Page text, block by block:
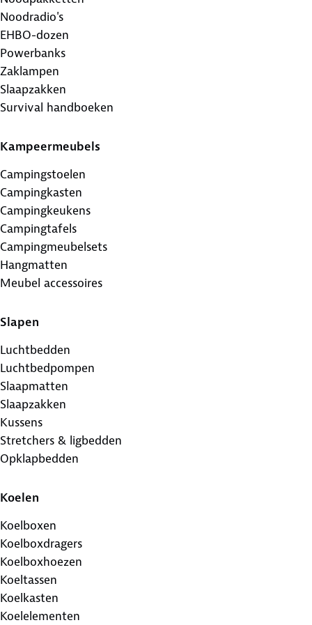
Noodradio's
EHBO-dozen
Powerbanks
Zaklampen
Slaapzakken
Survival handboeken
Kampeermeubels
Campingstoelen
Campingkasten
Campingkeukens
Campingtafels
Campingmeubelsets
Hangmatten
Meubel accessoires
Slapen
Luchtbedden
Luchtbedpompen
Slaapmatten
Slaapzakken
Kussens
Stretchers & ligbedden
Opklapbedden
Koelen
Koelboxen
Koelboxdragers
Koelboxhoezen
Koeltassen
Koelkasten
Koelelementen